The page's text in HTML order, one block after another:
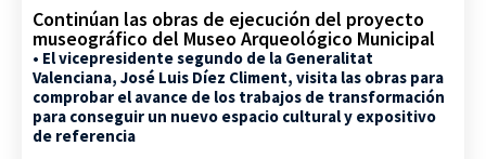
Continúan las obras de ejecución del proyecto
museográfico del Museo Arqueológico Municipal
• El vicepresidente segundo de la Generalitat
Valenciana, José Luis Díez Climent, visita las obras para
comprobar el avance de los trabajos de transformación
para conseguir un nuevo espacio cultural y expositivo
de referencia